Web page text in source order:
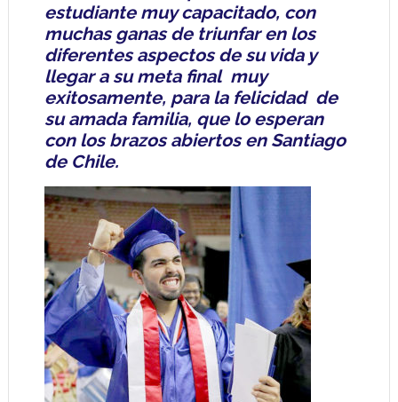
estudiante muy capacitado, con
muchas ganas de triunfar en los
diferentes aspectos de su vida y
llegar a su meta final muy
exitosamente, para la felicidad de
su amada familia, que lo esperan
con los brazos abiertos en Santiago
de Chile.